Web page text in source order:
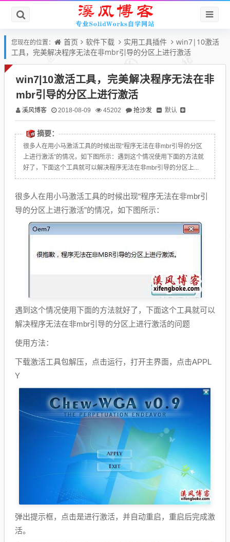
您现在的位置： 首页 软件下载 实用工具插件
win7|10激活
工具，完美解决程序无法在非mbr引导的分区上进行激活
win7|10激活工具，完美解决程序无法在非
mbr引导的分区上进行激活
溪风博客 2018-08-09 45202 抢沙发 默认
摘要：
很多人在用小马激活工具的时候出现“程序无法在非mbr引导的分区
上进行激活”的情况，如下图所示：遇到这个情况使用下面的方法就
好了，下面这个工具就可以解决程序无法在非mbr引导的分区上...
很多人在用小马激活工具的时候出现“程序无法在非mbr引
导的分区上进行激活”的情况，如下图所示：
遇到这个情况使用下面的方法就好了，下面这个工具就可以
解决程序无法在非mbr引导的分区上进行激活的问题
使用方法：
下载激活工具包解压，点击运行，打开主界面，点击APPL
Y
弹出提示框，点击是进行激活，并自动重启，重启后完成激
活。